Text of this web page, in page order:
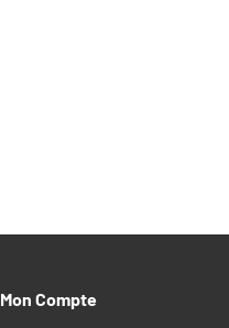
Mon Compte